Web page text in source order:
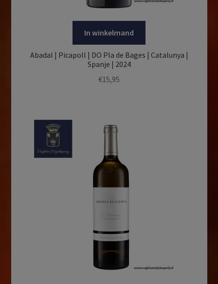
In winkelmand
Abadal | Picapoll | DO Pla de Bages | Catalunya |
Spanje | 2024
€15,95